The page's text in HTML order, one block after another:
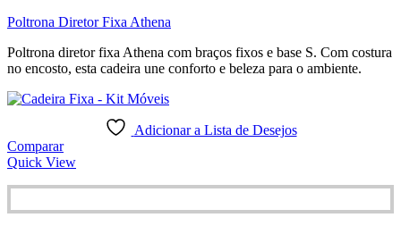
Poltrona Diretor Fixa Athena
Poltrona diretor fixa Athena com braços fixos e base S. Com costura
no encosto, esta cadeira une conforto e beleza para o ambiente.
Adicionar a Lista de Desejos
Comparar
Quick View